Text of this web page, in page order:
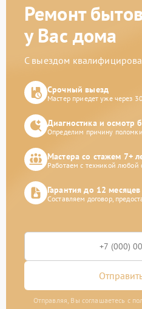
Ремонт
у Вас дома
С выездом
Срочный выезд
Мастер приедет уже через
Диагностика и осмотр
Определим причину
Мастера со стажем 7+
Работаем с техникой любой
Гарантия до 12 месяцев
Составляем договор,
Отправляя, Вы соглашаетесь с